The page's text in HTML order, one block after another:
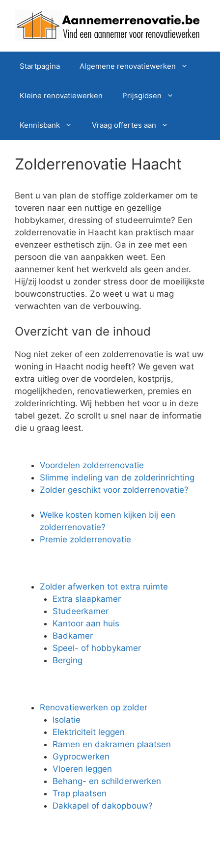
Startpagina Algemene renovatiewerken
Kleine renovatiewerken Prijsgidsen
Kennisbank Vraag offertes aan
Zolderrenovatie Haacht
Bent u van plan de stoffige zolderkamer om te
toveren naar een nuttige en gezellige
hobbykamer, dressing of studeerruimte? Een
zolderrenovatie in Haacht kan praktisch maar
evenzeer esthetisch zijn. Ga in zee met een
persoon die van aanpakken weet. Een
aannemer kent het werkveld als geen ander.
Hij/zij loodst u zonder stress door de moeilijkste
bouwconstructies. Zo weet u wat u mag
verwachten van de verbouwing.
Overzicht van de inhoud
Nog niet zeker of een zolderrenovatie is wat uw
woning in Haacht nodig heeft? We geven wat
extra uitleg over de voordelen, kostprijs,
mogelijkheden, renovatiewerken, premies en
zolderinrichting. Wij hebben het voor u in deze
tabel gezet. Zo scrollt u snel naar de informatie
die u graag leest.
Voordelen zolderrenovatie
Slimme indeling van de zolderinrichting
Zolder geschikt voor zolderrenovatie?
Welke kosten komen kijken bij een
zolderrenovatie?
Premie zolderrenovatie
Zolder afwerken tot extra ruimte
Extra slaapkamer
Studeerkamer
Kantoor aan huis
Badkamer
Speel- of hobbykamer
Berging
Renovatiewerken op zolder
Isolatie
Elektriciteit leggen
Ramen en dakramen plaatsen
Gyprocwerken
Vloeren leggen
Behang- en schilderwerken
Trap plaatsen
Dakkapel of dakopbouw?